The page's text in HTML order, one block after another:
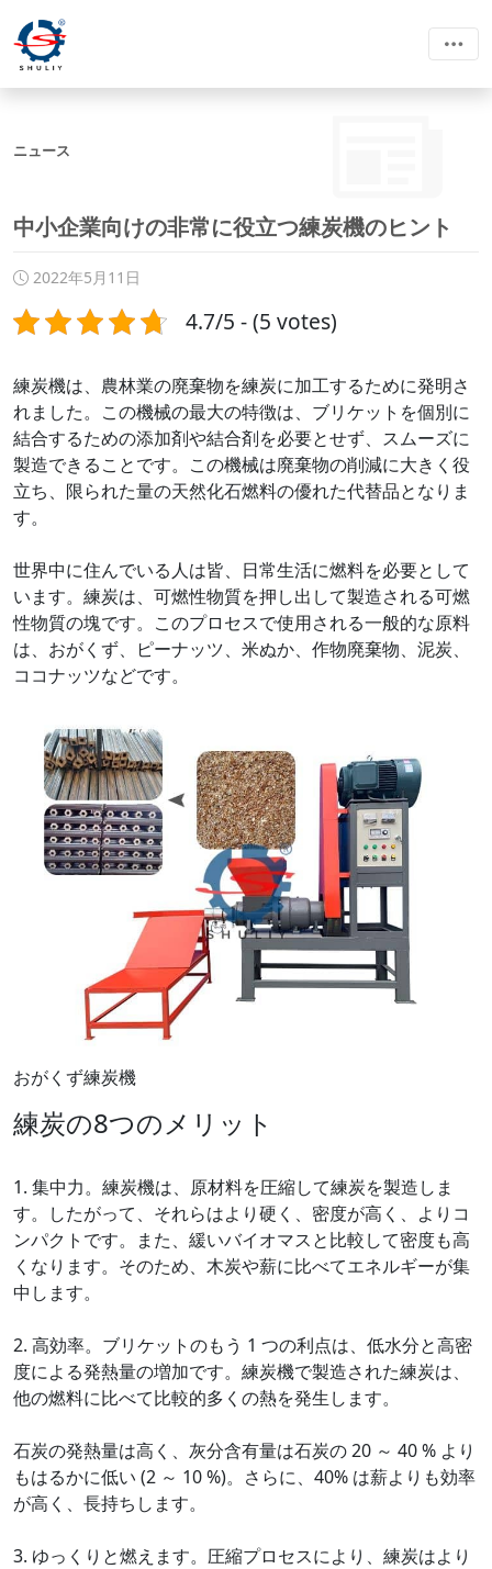
ニュース
中小企業向けの非常に役立つ練炭機のヒント
2022年5月11日
4.7/5 - (5 votes)
練炭機は、農林業の廃棄物を練炭に加工するために発明さ
れました。この機械の最大の特徴は、ブリケットを個別に
結合するための添加剤や結合剤を必要とせず、スムーズに
製造できることです。この機械は廃棄物の削減に大きく役
立ち、限られた量の天然化石燃料の優れた代替品となりま
す。
世界中に住んでいる人は皆、日常生活に燃料を必要として
います。練炭は、可燃性物質を押し出して製造される可燃
性物質の塊です。このプロセスで使用される一般的な原料
は、おがくず、ピーナッツ、米ぬか、作物廃棄物、泥炭、
ココナッツなどです。
おがくず練炭機
練炭の8つのメリット
1. 集中力。練炭機は、原材料を圧縮して練炭を製造しま
す。したがって、それらはより硬く、密度が高く、よりコ
ンパクトです。また、緩いバイオマスと比較して密度も高
くなります。そのため、木炭や薪に比べてエネルギーが集
中します。
2. 高効率。ブリケットのもう 1 つの利点は、低水分と高密
度による発熱量の増加です。練炭機で製造された練炭は、
他の燃料に比べて比較的多くの熱を発生します。
石炭の発熱量は高く、灰分含有量は石炭の 20 ～ 40 % より
もはるかに低い (2 ～ 10 %)。さらに、40% は薪よりも効率
が高く、長持ちします。
3. ゆっくりと燃えます。圧縮プロセスにより、練炭はより